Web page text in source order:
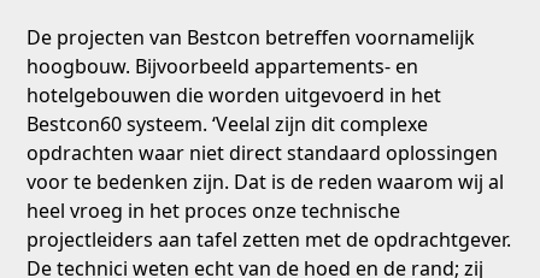
De projecten van Bestcon betreffen voornamelijk
hoogbouw. Bijvoorbeeld appartements- en
hotelgebouwen die worden uitgevoerd in het
Bestcon60 systeem. ‘Veelal zijn dit complexe
opdrachten waar niet direct standaard oplossingen
voor te bedenken zijn. Dat is de reden waarom wij al
heel vroeg in het proces onze technische
projectleiders aan tafel zetten met de opdrachtgever.
De technici weten echt van de hoed en de rand; zij